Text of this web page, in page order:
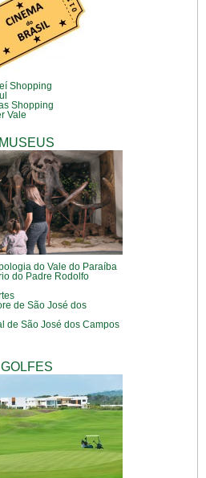
Shopping
Shopping
Vale
MUSEUS
do Vale do Paraíba
do Padre Rodolfo
de São José dos
de São José dos Campos
GOLFES